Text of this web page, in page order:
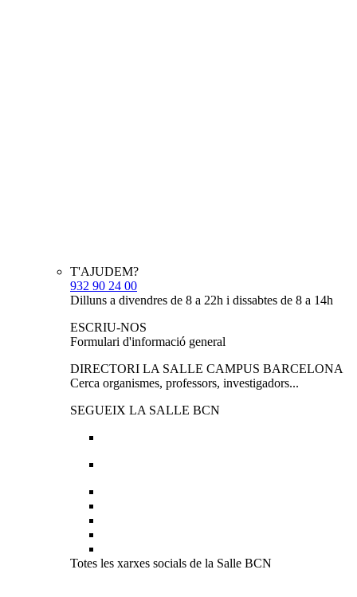
T'AJUDEM?
932 90 24 00
Dilluns a divendres de 8 a 22h i dissabtes de 8 a 14h
ESCRIU-NOS
Formulari d'informació general
DIRECTORI LA SALLE CAMPUS BARCELONA
Cerca organismes, professors, investigadors...
SEGUEIX LA SALLE BCN
Totes les xarxes socials de la Salle BCN